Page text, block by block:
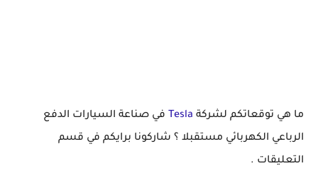
ما هي توقعاتكم لشركة Tesla في صناعة السيارات الدفع
الرباعي الكهربائي مستقبلا ؟ شاركونا برايكم في قسم
التعليقات .